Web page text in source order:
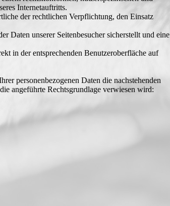
Internetauftritts.
der rechtlichen Verpflichtung, den Einsatz
Daten unserer Seitenbesucher sicherstellt und eine
in der entsprechenden Benutzeroberfläche auf
personenbezogenen Daten die nachstehenden
angeführte Rechtsgrundlage verwiesen wird: